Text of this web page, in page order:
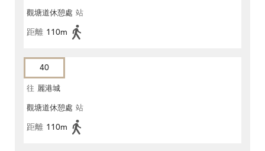
觀塘道休憩處 站
距離 110m
40
往 麗港城
觀塘道休憩處 站
距離 110m